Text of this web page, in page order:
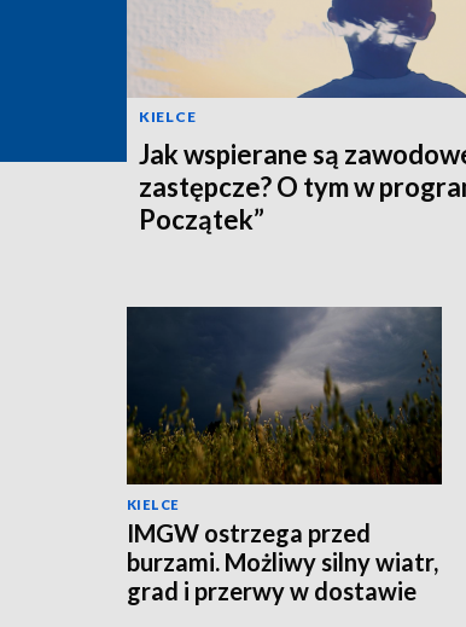
KIELCE
Jak wspierane są
zastępcze? O tym w
Początek”
KIELCE
IMGW ostrzega przed
burzami. Możliwy silny wiatr,
grad i przerwy w dostawie